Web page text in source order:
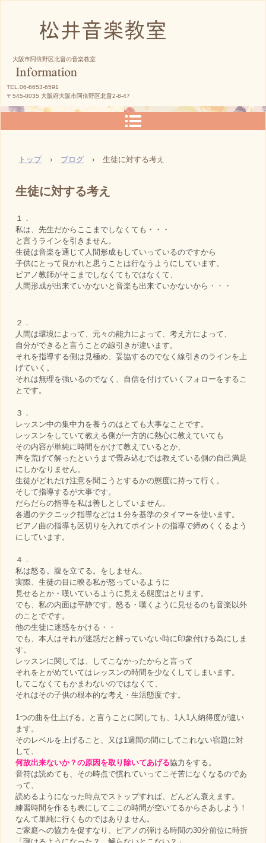
松井音楽教室
大阪市阿倍野区北畠の音楽教室
TEL.06-6653-6591
〒545-0035 大阪府大阪市阿倍野区北畠2-8-47
トップ › ブログ › 生徒に対する考え
生徒に対する考え
１．
私は、先生だからここまでしなくても・・・
と言うラインを引きません。
生徒は音楽を通じて人間形成もしていっているのですから
子供にとって良かれと思うことは行なうようにしています。
ピアノ教師がそこまでしなくてもではなくて、
人間形成が出来ていかないと音楽も出来ていかないから・・・
２．
人間は環境によって、元々の能力によって、考え方によって、
自分ができると言うことの線引きが違います。
それを指導する側は見極め、妥協するのでなく線引きのラインを上
げていく。
それは無理を強いるのでなく、自信を付けていくフォローをするこ
とです。
３．
レッスン中の集中力を養うのはとても大事なことです。
レッスンをしていて教える側が一方的に熱心に教えていても
その内容が単純に時間をかけて教えているとか、
声を荒げて解ったというまで畳み込むでは教えている側の自己満足
にしかなりません。
生徒がどれだけ注意を聞こうとするかの態度に持って行く。
そして指導するが大事です。
だらだらの指導を私は善しとしていません。
各週のテクニック指導などは１分を基準のタイマーを使います。
ピアノ曲の指導も区切りを入れてポイントの指導で締めくくるよう
にしています。
４．
私は怒る。腹を立てる。をしません。
実際、生徒の目に映る私が怒っているように
見せるとか・嘆いているように見える態度はとります。
でも、私の内面は平静です。怒る・嘆くように見せるのも音楽以外
のことでです。
他の生徒に迷惑をかける・・
でも、本人はそれが迷惑だと解っていない時に印象付ける為にしま
す。
レッスンに関しては、してこなかったからと言って
それをとがめていてはレッスンの時間を少なくしてしまいます。
してこなくてもかまわないのではなくて、
それはその子供の根本的な考え・生活態度です。
1つの曲を仕上げる。と言うことに関しても、1人1人納得度が違い
ます。
そのレベルを上げること、又は1週間の間にしてこれない宿題に対
して、
何故出来ないか？の原因を取り除いてあげる協力をする。
音符は読めても、その時点で慣れていってこそ苦になくなるのであ
って、
読めるようになった時点でストップすれば、どんどん衰えます。
練習時間を作るも表にしてここの時間が空いてるからさあしよう！
なんて単純に行くものではありません。
ご家庭への協力を促すなり、ピアノの弾ける時間の30分前位に時折